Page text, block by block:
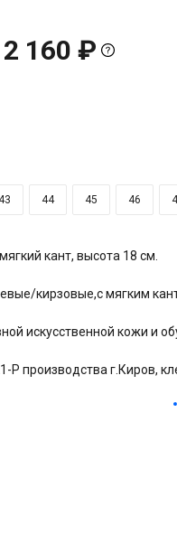
160 ₽
43 44 45 46
кант, высота 18 см.
кирзовые,с мягким
искусственной кожи и
Р производства г.Киров,